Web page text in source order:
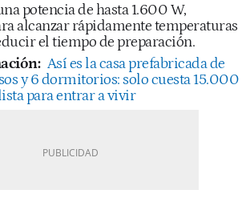
potencia de hasta 1.600 W,
alcanzar rápidamente temperaturas
el tiempo de preparación.
Así es la casa prefabricada de
y 6 dormitorios: solo cuesta 15.000
para entrar a vivir